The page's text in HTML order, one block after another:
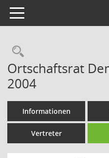
Toggle navigation
Ortschaftsrat
2004
Informationen
Vertreter